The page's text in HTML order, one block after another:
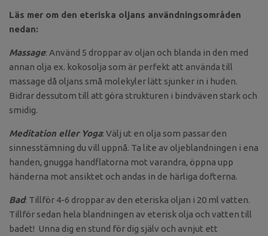
Läs mer om den eteriska oljans användningsområden
nedan:
Massage: Använd 5 droppar av oljan och blanda in den med
annan olja ex. kokosolja som är perfekt att använda till
massage då oljans små molekyler lätt sjunker in i huden.
Bidrar dessutom till att göra strukturen i bindväven stark och
smidig.
Meditation eller Yoga: Välj ut en olja som passar den
sinnesstämning du vill uppnå. Ta lite av oljeblandningen i ena
handen, gnugga handflatorna mot varandra, öppna upp
händerna mot ansiktet och andas in de härliga dofterna.
Bad: Tillför 4-6 droppar av den eteriska oljan i 20 ml vatten.
Tillför sedan hela blandningen av eterisk olja och vatten till
badet! Unna dig en stund för dig själv och avnjut ett